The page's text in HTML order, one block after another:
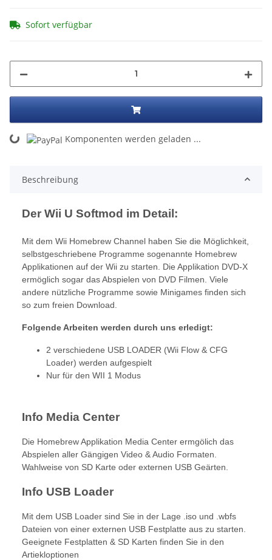
Sofort verfügbar
Komponenten werden geladen ...
Beschreibung
Der Wii U Softmod im Detail:
Mit dem Wii Homebrew Channel haben Sie die Möglichkeit,
selbstgeschriebene Programme sogenannte Homebrew
Applikationen auf der Wii zu starten. Die Applikation DVD-X
ermöglich sogar das Abspielen von DVD Filmen. Viele
andere nützliche Programme sowie Minigames finden sich
so zum freien Download.
Folgende Arbeiten werden durch uns erledigt:
2 verschiedene USB LOADER (Wii Flow & CFG
Loader) werden aufgespielt
Nur für den WII 1 Modus
Info Media Center
Die Homebrew Applikation Media Center ermgölich das
Abspielen aller Gängigen Video & Audio Formaten.
Wahlweise von SD Karte oder externen USB Geärten.
Info USB Loader
Mit dem USB Loader sind Sie in der Lage .iso und .wbfs
Dateien von einer externen USB Festplatte aus zu starten.
Geeignete Festplatten & SD Karten finden Sie in den
Artiekloptionen